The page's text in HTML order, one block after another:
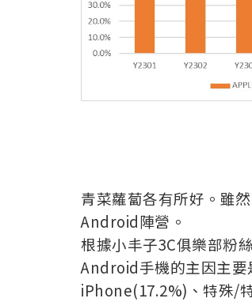
青菜蘿蔔各有所好。雖
Android陣營。
根據小丰子3C俱樂部粉
Android手機的主因主
iPhone(17.2%)、特殊/